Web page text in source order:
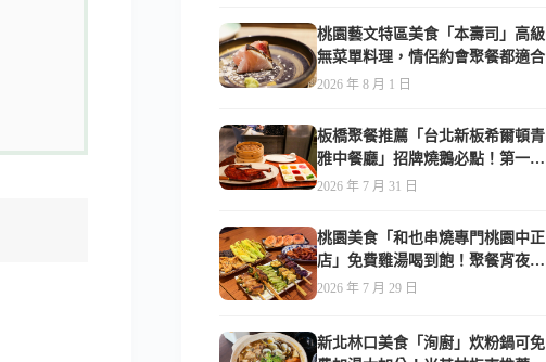
桃園藝文特區美食「本壽司」高級
無菜單料理，情侶約會聚餐都適合
2026 年 8 月 1 日
板橋聚餐推薦「台北新板希爾頓青
雅中餐廳」招牌燒鵝必點！第一次
吃就驚艷-附菜單
2026 年 7 月 31 日
桃園美食「和也串燒專門桃園中正
店」免費雞湯喝到飽！聚餐宵夜首
選-附菜單
2026 年 7 月 29 日
新北林口美食「洵廚」炊粉鍋可免